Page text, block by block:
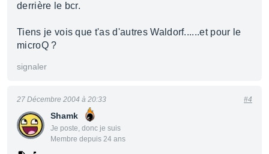
derrière le bcr.
Tiens je vois que t'as d'autres Waldorf......et pour le
microQ ?
signaler
Shamk
Je poste, donc je suis
Membre depuis 24 ans
27 Décembre 2004 à 20:33 #4